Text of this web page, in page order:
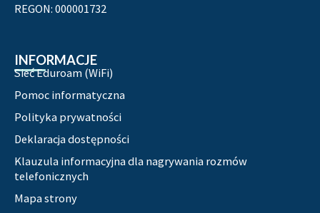
REGON: 000001732
INFORMACJE
Sieć Eduroam (WiFi)
Pomoc informatyczna
Polityka prywatności
Deklaracja dostępności
Klauzula informacyjna dla nagrywania rozmów
telefonicznych
Mapa strony